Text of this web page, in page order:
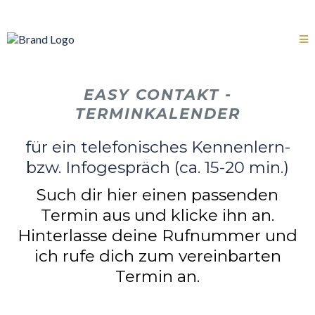
EASY CONTAKT -
TERMINKALENDER
für ein telefonisches Kennenlern-
bzw. Infogespräch (ca. 15-20 min.)
Such dir hier einen passenden
Termin aus und klicke ihn an.
Hinterlasse deine Rufnummer und
ich rufe dich zum vereinbarten
Termin an.